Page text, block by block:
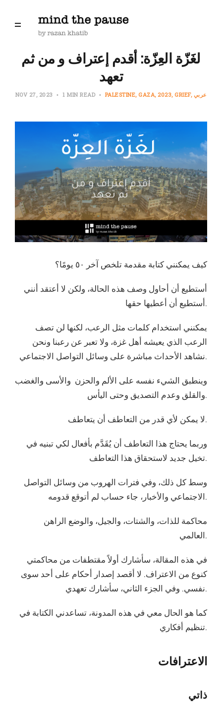
لغَزّة العِزّة: أقدم إعتراف و من ثم
تعهد
NOV 27, 2023 1 MIN READ PALESTINE GAZA 2023 GRIEF عربي
كيف يمكنني كتابة مقدمة تلخص آخر ٥٠ يومًا؟
أستطيع أن أحاول وصف هذه الحالة، ولكن لا أعتقد أنني
أستطيع أن أعطيها حقها.
يمكنني استخدام كلمات مثل الرعب، لكنها لن تصف
الرعب الذي يعيشه أهل غزة، ولا تعبر عن رعبنا ونحن
نشاهد الأحداث مباشرة على وسائل التواصل الاجتماعي.
وينطبق الشيء نفسه على الألم والحزن والأسى والغضب
والقلق وعدم التصديق وحتى اليأس.
لا يمكن لأي قدر من التعاطف أن يتعاطف.
وربما يحتاج هذا التعاطف أن يُقَدَّم بأفعال لكي تبنيه في
تخيل جديد لاستحقاق هذا التعاطف.
وسط كل ذلك، وفي فترات الهروب من وسائل التواصل
الاجتماعي والأخبار، جاء حساب لم أتوقع قدومه.
محاكمة للذات، والشتات، والجيل، والوضع الراهن
العالمي.
في هذه المقالة، سأشارك أولاً مقتطفات من محاكمتي
كنوع من الاعتراف. لا أقصد إصدار أحكام على أحد سوى
نفسي. وفي الجزء الثاني، سأشارك تعهدي.
كما هو الحال معي في هذه المدونة، تساعدني الكتابة في
تنظيم أفكاري.
الاعترافات
ذاتي